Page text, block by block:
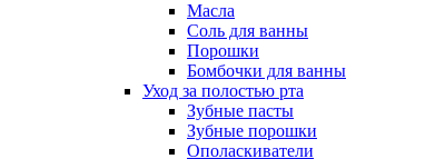
Масла
Соль для ванны
Порошки
Бомбочки для ванны
Уход за полостью рта
Зубные пасты
Зубные порошки
Ополаскиватели